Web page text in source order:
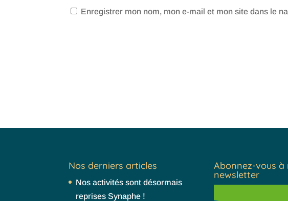
Enregistrer mon nom, mon e-mail et mon site dans le
Nos derniers articles
Nos activités sont désormais
reprises Synaphe !
Abonnez-vous à
newsletter